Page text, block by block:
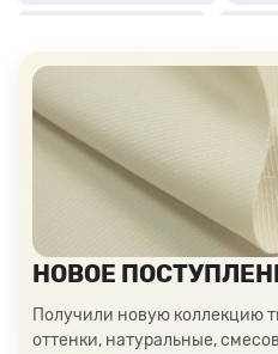
Цвет ткани салатовый
Цвет
Ткани цвета пудра
Ткани
Ткани оранжевого цвета
Цвет ткани мятный
Ткани
Ткани лимонного цвета
Ткани красного цвета разных
Изумрудный цвет ткани
НОВОЕ
Получили новую коллекцию
оттенки, натуральные,